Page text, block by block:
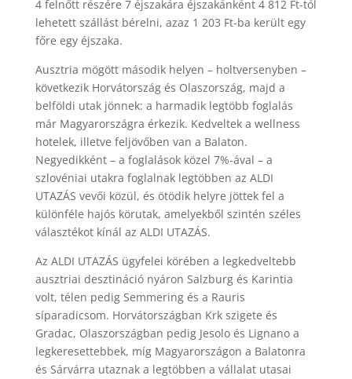
4 felnőtt részére 7 éjszakára éjszakánként 4 812 Ft-tól
lehetett szállást bérelni, azaz 1 203 Ft-ba került egy
főre egy éjszaka.
Ausztria mögött második helyen – holtversenyben –
következik Horvátország és Olaszország, majd a
belföldi utak jönnek: a harmadik legtöbb foglalás
már Magyarországra érkezik. Kedveltek a wellness
hotelek, illetve feljövőben van a Balaton.
Negyedikként – a foglalások közel 7%-ával – a
szlovéniai utakra foglalnak legtöbben az ALDI
UTAZÁS vevői közül, és ötödik helyre jöttek fel a
különféle hajós körutak, amelyekből szintén széles
választékot kínál az ALDI UTAZÁS.
Az ALDI UTAZÁS ügyfelei körében a legkedveltebb
ausztriai desztináció nyáron Salzburg és Karintia
volt, télen pedig Semmering és a Rauris
síparadicsom. Horvátországban Krk szigete és
Gradac, Olaszországban pedig Jesolo és Lignano a
legkeresettebbek, míg Magyarországon a Balatonra
és Sárvárra utaznak a legtöbben a vállalat utasai